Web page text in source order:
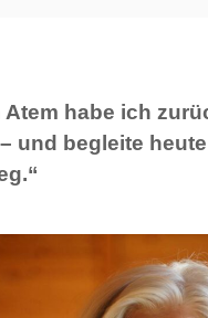
Atem habe ich
und begleite